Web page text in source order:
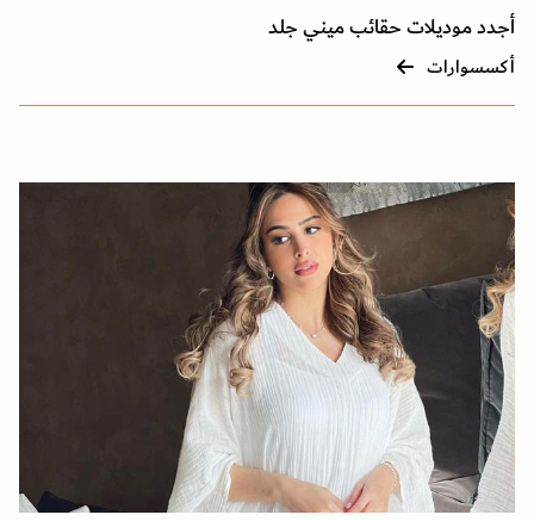
أجدد موديلات حقائب ميني جلد
أكسسوارات